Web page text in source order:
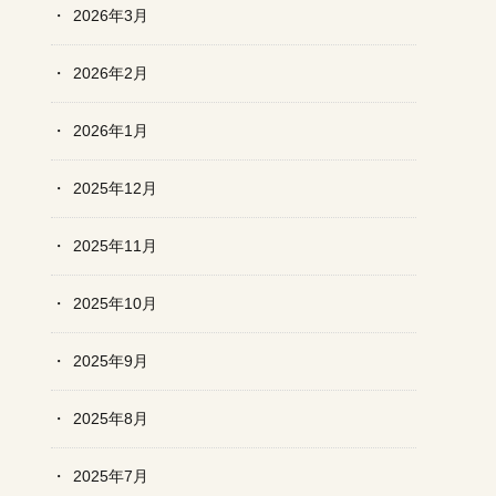
2026年3月
2026年2月
2026年1月
2025年12月
2025年11月
2025年10月
2025年9月
2025年8月
2025年7月